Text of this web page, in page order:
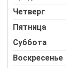
Четверг
Пятница
Суббота
Воскресенье